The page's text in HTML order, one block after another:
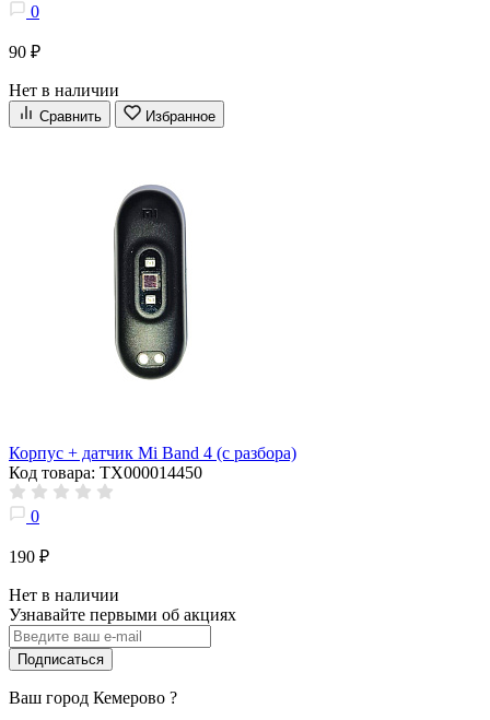
0
90 ₽
Нет в наличии
Сравнить Избранное
Корпус + датчик Mi Band 4 (с разбора)
Код товара: ТХ000014450
0
190 ₽
Нет в наличии
Узнавайте первыми об акциях
Подписаться
Ваш город Кемерово ?